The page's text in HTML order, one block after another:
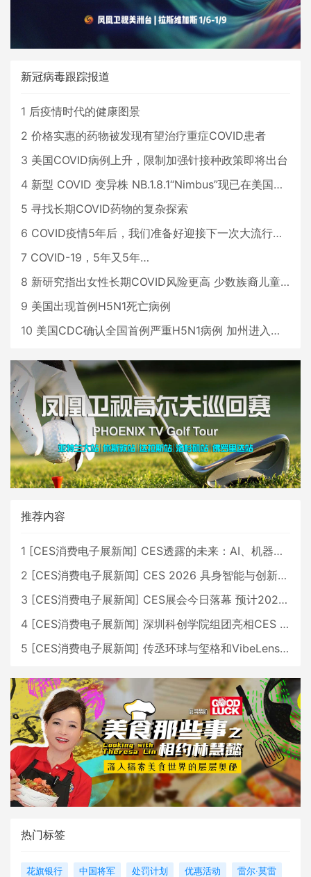
新冠病毒跟踪报道
1 后疫情时代的健康图景
2 价格实惠的药物被发现有望治疗重症COVID患者
3 美国COVID病例上升，限制加强针接种政策即将出台
4 新型 COVID 变异株 NB.1.8.1“Nimbus”现已在美国占据主导地位
5 寻找长期COVID药物的复杂探索
6 COVID疫情5年后，我们准备好迎接下一次大流行了吗？
7 COVID-19，5年又5年…
8 新研究指出女性长期COVID风险更高 少数族裔儿童存在差异
9 美国出现首例H5N1死亡病例
10 美国CDC确认全国首例严重H5N1病例 加州进入紧急状态
推荐内容
1 [CES消费电子展新闻] CES透露的未来：AI、机器人与智能生活大爆发
2 [CES消费电子展新闻] CES 2026 具身智能与创新领域 中国公司大放异彩
3 [CES消费电子展新闻] CES展会今日落幕 预计2026行业收入将超五千亿美元
4 [CES消费电子展新闻] 深圳科创学院组团亮相CES 广受好评
5 [CES消费电子展新闻] 传丞环球与玺格和VibeLens共同推出全新耳机
热门标签
花旗银行 中国将军 处罚计划 优惠活动
雷尔·莫雷